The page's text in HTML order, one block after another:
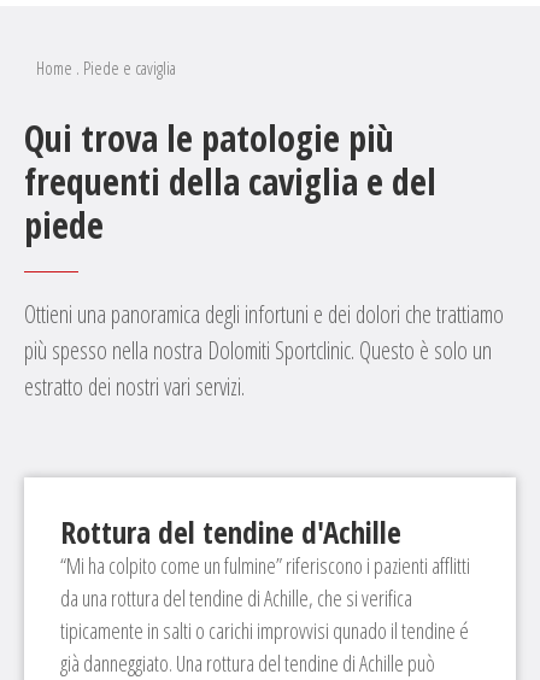
Home . Piede e caviglia
Qui trova le patologie più
frequenti della caviglia e del
piede
Ottieni una panoramica degli infortuni e dei dolori che trattiamo
più spesso nella nostra Dolomiti Sportclinic. Questo è solo un
estratto dei nostri vari servizi.
Rottura del tendine d'Achille
“Mi ha colpito come un fulmine” riferiscono i pazienti afflitti
da una rottura del tendine di Achille, che si verifica
tipicamente in salti o carichi improvvisi qunado il tendine é
già danneggiato. Una rottura del tendine di Achille può